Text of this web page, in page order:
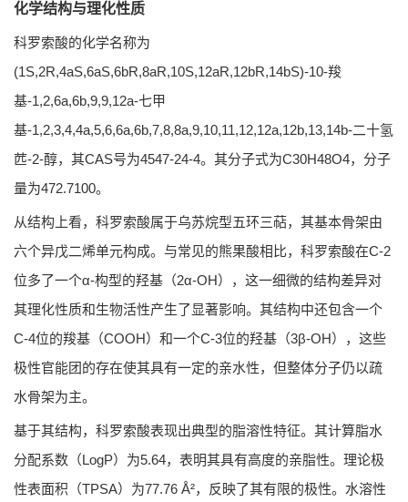
化学结构与理化性质
科罗索酸的化学名称为
(1S,2R,4aS,6aS,6bR,8aR,10S,12aR,12bR,14bS)-10-羧
基-1,2,6a,6b,9,9,12a-七甲
基-1,2,3,4,4a,5,6,6a,6b,7,8,8a,9,10,11,12,12a,12b,13,14b-二十氢
苉-2-醇，其CAS号为4547-24-4。其分子式为C30H48O4，分子
量为472.7100。
从结构上看，科罗索酸属于乌苏烷型五环三萜，其基本骨架由
六个异戊二烯单元构成。与常见的熊果酸相比，科罗索酸在C-2
位多了一个α-构型的羟基（2α-OH），这一细微的结构差异对
其理化性质和生物活性产生了显著影响。其结构中还包含一个
C-4位的羧基（COOH）和一个C-3位的羟基（3β-OH），这些
极性官能团的存在使其具有一定的亲水性，但整体分子仍以疏
水骨架为主。
基于其结构，科罗索酸表现出典型的脂溶性特征。其计算脂水
分配系数（LogP）为5.64，表明其具有高度的亲脂性。理论极
性表面积（TPSA）为77.76 Å²，反映了其有限的极性。水溶性